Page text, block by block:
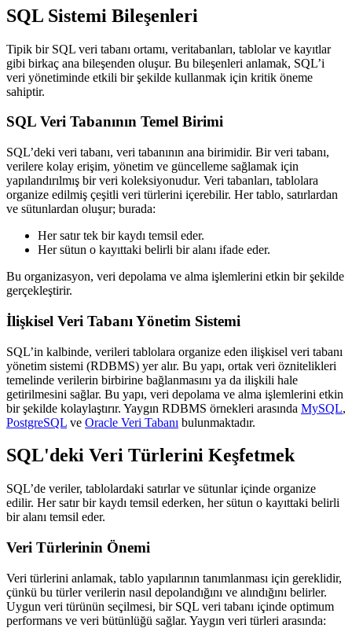
SQL Sistemi Bileşenleri
Tipik bir SQL veri tabanı ortamı, veritabanları, tablolar ve kayıtlar
gibi birkaç ana bileşenden oluşur. Bu bileşenleri anlamak, SQL’i
veri yönetiminde etkili bir şekilde kullanmak için kritik öneme
sahiptir.
SQL Veri Tabanının Temel Birimi
SQL’deki veri tabanı, veri tabanının ana birimidir. Bir veri tabanı,
verilere kolay erişim, yönetim ve güncelleme sağlamak için
yapılandırılmış bir veri koleksiyonudur. Veri tabanları, tablolara
organize edilmiş çeşitli veri türlerini içerebilir. Her tablo, satırlardan
ve sütunlardan oluşur; burada:
Hersatırtek bir kaydı temsil eder.
Hersütun o kayıttaki belirli bir alanı ifade eder.
Bu organizasyon, veri depolama ve alma işlemlerini etkin bir şekilde
gerçekleştirir.
İlişkisel Veri Tabanı Yönetim Sistemi
SQL’in kalbinde, verileri tablolara organize eden ilişkisel veri tabanı
yönetim sistemi (RDBMS) yer alır. Bu yapı, ortak veri öznitelikleri
temelinde verilerin birbirine bağlanmasını ya da ilişkili hale
getirilmesini sağlar. Bu yapı, veri depolama ve alma işlemlerini etkin
bir şekilde kolaylaştırır. Yaygın RDBMS örnekleri arasında MySQL,
PostgreSQL ve Oracle Veri Tabanı bulunmaktadır.
SQL'deki Veri Türlerini Keşfetmek
SQL’de veriler, tablolardaki satırlar ve sütunlar içinde organize
edilir. Her satır bir kaydı temsil ederken, her sütun o kayıttaki belirli
bir alanı temsil eder.
Veri Türlerinin Önemi
Veri türlerini anlamak, tablo yapılarının tanımlanması için gereklidir,
çünkü bu türler verilerin nasıl depolandığını ve alındığını belirler.
Uygun veri türünün seçilmesi, bir SQL veri tabanı içinde optimum
performans ve veri bütünlüğü sağlar. Yaygın veri türleri arasında: